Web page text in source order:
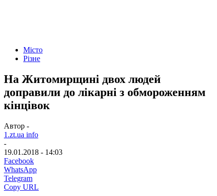
Місто
Різне
На Житомирщині двох людей
доправили до лікарні з обмороженням
кінцівок
Автор -
1.zt.ua info
-
19.01.2018 - 14:03
Facebook
WhatsApp
Telegram
Copy URL